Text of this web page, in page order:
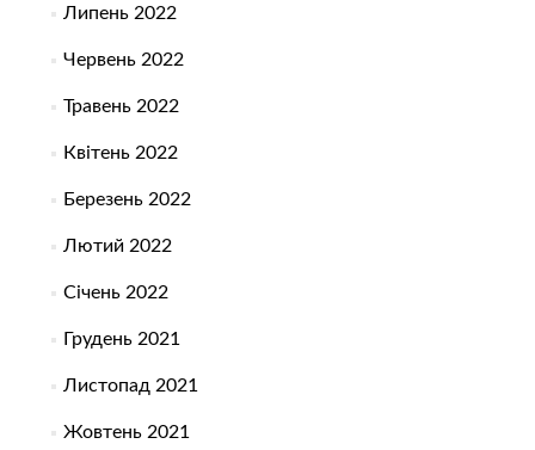
Липень 2022
Червень 2022
Травень 2022
Квітень 2022
Березень 2022
Лютий 2022
Січень 2022
Грудень 2021
Листопад 2021
Жовтень 2021